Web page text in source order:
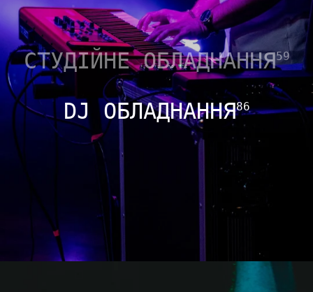
СТУДІЙНЕ ОБЛАДНАННЯ59
DJ ОБЛАДНАННЯ86